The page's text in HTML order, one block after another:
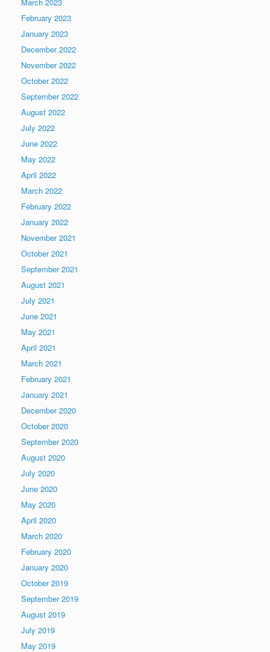
February 2023
January 2023
December 2022
November 2022
October 2022
September 2022
August 2022
July 2022
June 2022
May 2022
April 2022
March 2022
February 2022
January 2022
November 2021
October 2021
September 2021
August 2021
July 2021
June 2021
May 2021
April 2021
March 2021
February 2021
January 2021
December 2020
October 2020
September 2020
August 2020
July 2020
June 2020
May 2020
April 2020
March 2020
February 2020
January 2020
October 2019
September 2019
August 2019
July 2019
May 2019